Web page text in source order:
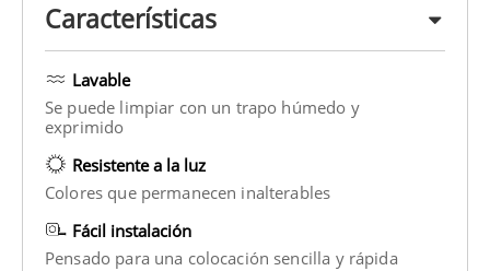
Características
Lavable
Se puede limpiar con un trapo húmedo y
exprimido
Resistente a la luz
Colores que permanecen inalterables
Fácil instalación
Pensado para una colocación sencilla y rápida